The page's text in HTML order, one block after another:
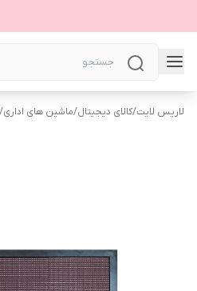
لاریس لایت/کالای دیجیتال/ماشین های اداری/